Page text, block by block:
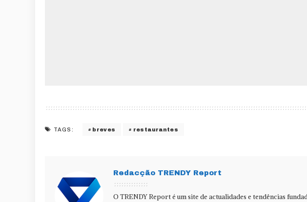
TAGS: breves restaurantes
Redacção TRENDY Report
O TRENDY Report é um site de actualidades e tendências